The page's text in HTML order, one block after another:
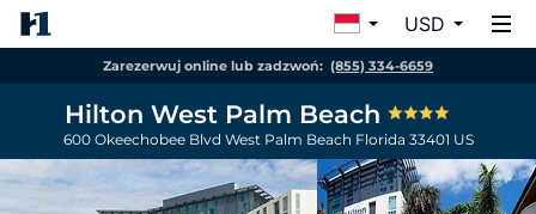
USD
Zarezerwuj online lub zadzwoń: (855) 334-6659
Hilton West Palm Beach
600 Okeechobee Blvd West Palm Beach Florida 33401 US